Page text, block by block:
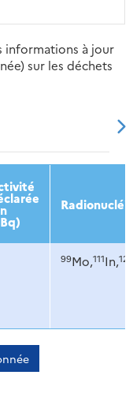
informations à jour
sur les déchets
2016
99Mo,111In,123